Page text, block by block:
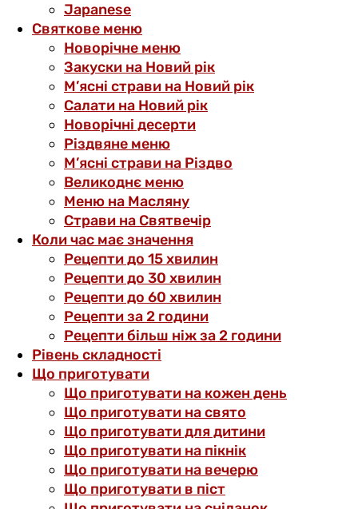
Japanese
Святкове меню
Новорічне меню
Закуски на Новий рік
М’ясні страви на Новий рік
Салати на Новий рік
Новорічні десерти
Різдвяне меню
М’ясні страви на Різдво
Великоднє меню
Меню на Масляну
Страви на Святвечір
Коли час має значення
Рецепти до 15 хвилин
Рецепти до 30 хвилин
Рецепти до 60 хвилин
Рецепти за 2 години
Рецепти більш ніж за 2 години
Рівень складності
Що приготувати
Що приготувати на кожен день
Що приготувати на свято
Що приготувати для дитини
Що приготувати на пікнік
Що приготувати на вечерю
Що приготувати в піст